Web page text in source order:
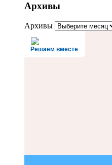
Архивы
Архивы
Решаем вместе